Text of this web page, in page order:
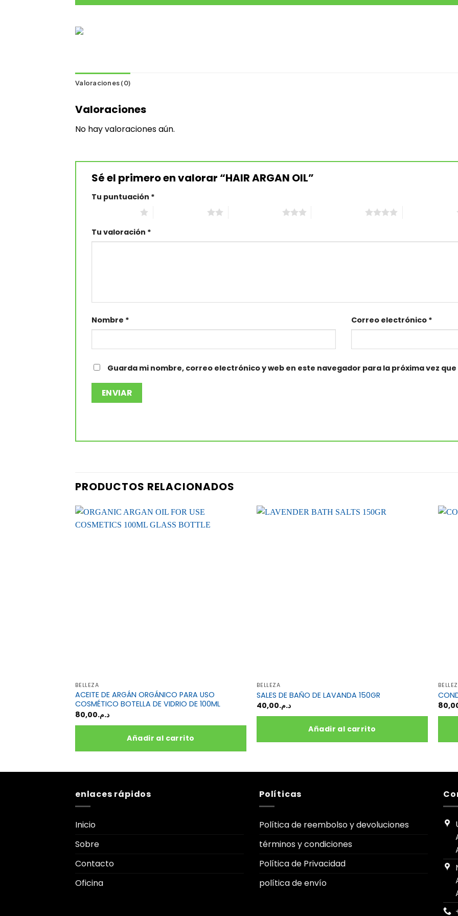
Valoraciones (0)
Valoraciones
No hay valoraciones aún.
Sé el primero en valorar “HAIR ARGAN OIL”
Tu puntuación *
Tu valoración *
Nombre * Correo electrónico *
Guarda mi nombre, correo electrónico y web en este navegador para la próxima vez
PRODUCTOS RELACIONADOS
BELLEZA
ACEITE DE ARGÁN ORGÁNICO PARA USO
COSMÉTICO BOTELLA DE VIDRIO DE 100ML
د.م.80,00
Añadir al carrito
BELLEZA
SALES DE BAÑO DE LAVANDA 150GR
د.م.40,00
Añadir al carrito
enlaces rápidos
Inicio
Sobre
Contacto
Oficina
Políticas
Política de reembolso y devoluciones
términos y condiciones
Política de Privacidad
política de envío